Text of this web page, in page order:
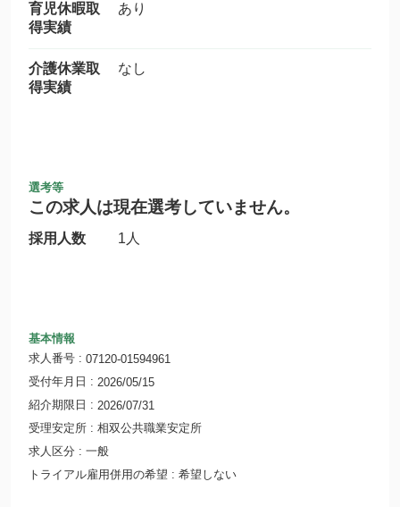
育児休暇取
得実績
あり
介護休業取
得実績
なし
選考等
この求人は現在選考していません。
採用人数 1人
基本情報
求人番号
07120-01594961
受付年月日
2026/05/15
紹介期限日
2026/07/31
受理安定所
相双公共職業安定所
求人区分
一般
トライアル雇用併用の希望
希望しない